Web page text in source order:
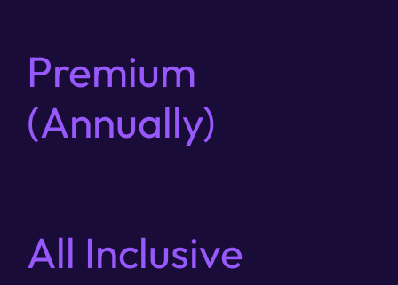
Premium
(Annually)
All Inclusive